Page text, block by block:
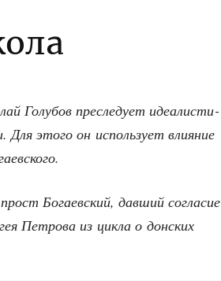
Голу­бов пре­сле­ду­ет иде­а­ли­сти­
это­го он исполь­зу­ет вли­я­ние
Бога­ев­ский, дав­ший согла­сие
Пет­ро­ва из цик­ла о дон­ских